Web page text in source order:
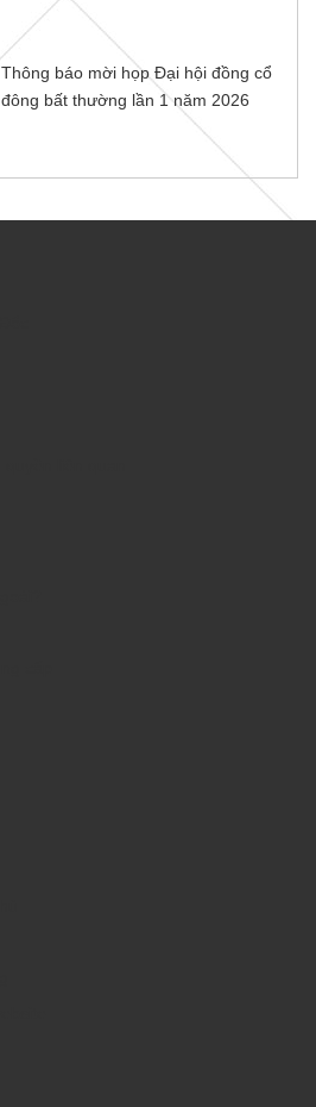
Thông báo mời họp Đại hội đồng cổ
đông bất thường lần 1 năm 2026